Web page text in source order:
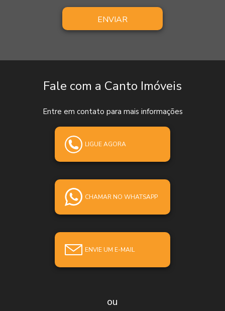
ENVIAR
Fale com a Canto Imóveis
Entre em contato para mais informações
LIGUE AGORA
CHAMAR NO WHATSAPP
ENVIE UM E-MAIL
ou